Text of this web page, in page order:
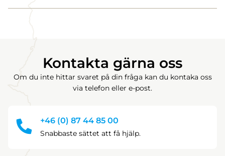
Kontakta gärna oss
Om du inte hittar svaret på din fråga kan du kontaka oss
via telefon eller e-post.
+46 (0) 87 44 85 00
Snabbaste sättet att få hjälp.